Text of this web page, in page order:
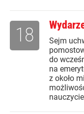
Sejm
do
na
z około
18